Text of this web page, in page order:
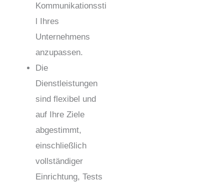
Kommunikationssti
l Ihres
Unternehmens
anzupassen.
Die
Dienstleistungen
sind flexibel und
auf Ihre Ziele
abgestimmt,
einschließlich
vollständiger
Einrichtung, Tests